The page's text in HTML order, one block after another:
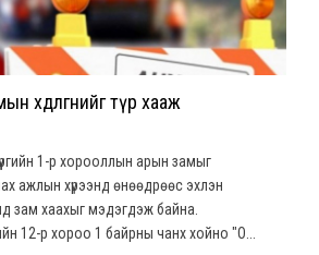
хөдөлгөөнийг түр хааж
1-р хорооллын арын замыг
ажлын хүрээнд өнөөдрөөс эхлэн
зам хаахыг мэдэгдэж байна.
12-р хороо 1 байрны чанх хойно "О...